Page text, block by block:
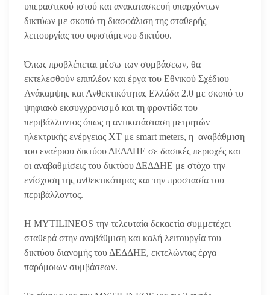
υπεραστικού ιστού και ανακατασκευή υπαρχόντων
δικτύων με σκοπό τη διασφάλιση της σταθερής
λειτουργίας του υφιστάμενου δικτύου.
Όπως προβλέπεται μέσω των συμβάσεων, θα
εκτελεσθούν επιπλέον και έργα του Εθνικού Σχέδιου
Ανάκαμψης και Ανθεκτικότητας Ελλάδα 2.0 με σκοπό το
ψηφιακό εκσυγχρονισμό και τη φροντίδα του
περιβάλλοντος όπως η αντικατάσταση μετρητών
ηλεκτρικής ενέργειας ΧΤ με smart meters, η αναβάθμιση
του εναέριου δικτύου ΔΕΔΔΗΕ σε δασικές περιοχές και
οι αναβαθμίσεις του δικτύου ΔΕΔΔΗΕ με στόχο την
ενίσχυση της ανθεκτικότητας και την προστασία του
περιβάλλοντος.
Η MYTILINEOS την τελευταία δεκαετία συμμετέχει
σταθερά στην αναβάθμιση και καλή λειτουργία του
δικτύου διανομής του ΔΕΔΔΗΕ, εκτελώντας έργα
παρόμοιων συμβάσεων.